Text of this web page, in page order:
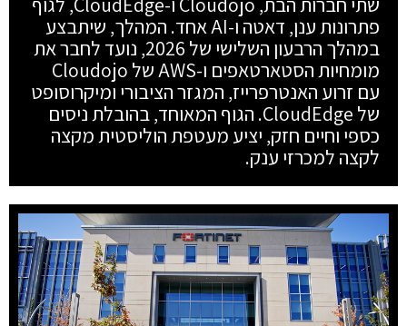
פתרונות ענן, דאטה ו-AI אחד. המהלך, שיתבצע
במהלך הרבעון השלישי של 2026, נועד לחבר את
מומחיות הסטארטאפים ו-AWS של Cloudojo
עם זרוע האנטרפרייז, המגזר הציבורי ומיקרוסופט
של CloudEdge. הגוף המאוחד, בהובלת ניסים
כספי וחיים חזק, יציע מעטפת הוליסטית מקצה
לקצה למכרזי ענק.